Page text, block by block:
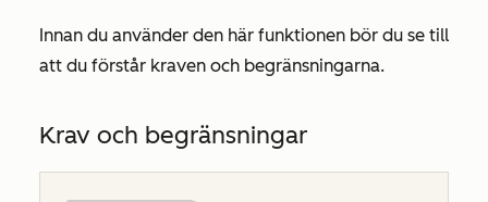
Innan du använder den här funktionen bör du se till
att du förstår kraven och begränsningarna.
Krav och begränsningar